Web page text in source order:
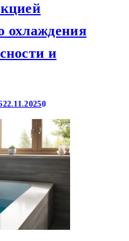
охлаждения
и
22.11.20250